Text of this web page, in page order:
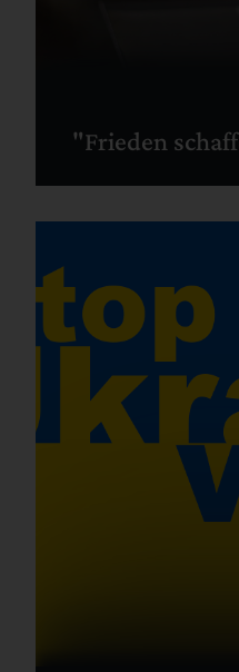
"Frieden